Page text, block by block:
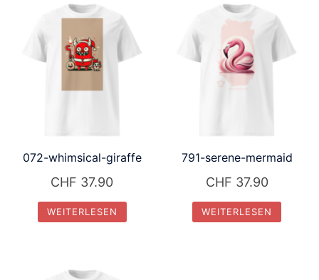
072-whimsical-giraffe
CHF 37.90
WEITERLESEN
791-serene-mermaid
CHF 37.90
WEITERLESEN